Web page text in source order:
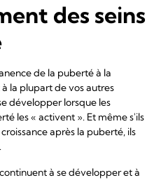
des seins
de la puberté à la
la plupart de vos autres
développer lorsque les
les « activent ». Et même s'ils
après la puberté, ils
à se développer et à